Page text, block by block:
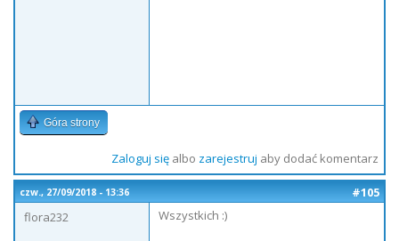
Góra strony
Zaloguj sięalbo zarejestruj aby dodać komentarz
czw., 27/09/2018 - 13:36
#105
flora232
Wszystkich :)